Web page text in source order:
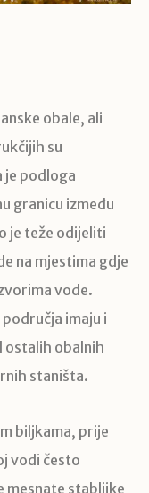
obale, ali
su
je podloga
granicu između
je teže odijeliti
na mjestima gdje
vode.
imaju i
ostalih obalnih
staništa.
biljkama, prije
vodi često
mesnate stabljike